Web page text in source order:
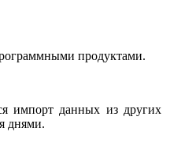
продуктами.
импорт данных из других
днями.